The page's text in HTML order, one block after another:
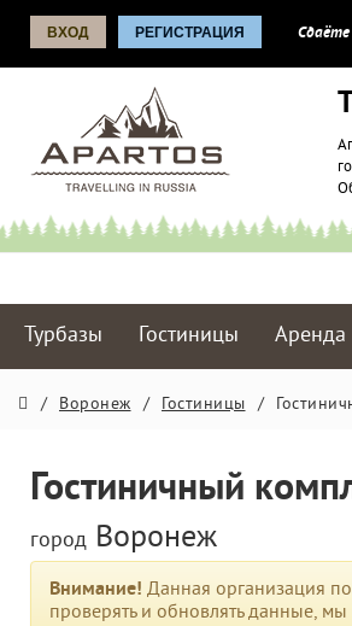
ВХОД РЕГИСТРАЦИЯ
Турбазы Гостиницы Аренда
/ Воронеж / Гостиницы /
Гостиничный
город Воронеж
Внимание! Данная организация
проверять и обновлять данные,